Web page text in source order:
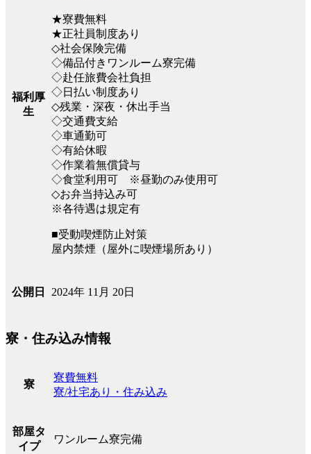
福利厚
生
★寮費無料
★正社員制度あり
◇社会保険完備
◇備品付きワンルーム寮完備
◇赴任旅費会社負担
◇日払い制度あり
◇残業・深夜・休出手当
◇交通費支給
◇車通勤可
◇有給休暇
◇作業着無償貸与
◇食堂利用可 ※昼勤のみ使用可
◇お弁当持込み可
※各待遇は規定有
■受動喫煙防止対策
屋内禁煙（屋外に喫煙場所あり）
公開日 2024年 11月 20日
寮・住み込み情報
寮
寮費無料
寮/社宅あり・住み込み
部屋タ
イプ
ワンルーム寮完備